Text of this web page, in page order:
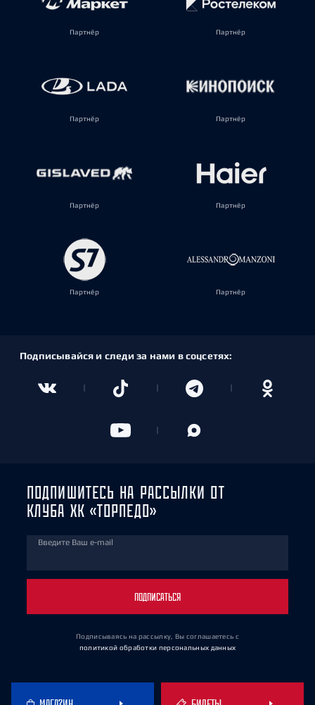
Партнёр Партнёр
Партнёр Партнёр
Партнёр Партнёр
Партнёр Партнёр
Подписывайся и следи за нами в соцсетях:
ПОДПИШИТЕСЬ НА РАССЫЛКИ ОТ
КЛУБА ХК «ТОРПЕДО»
Введите Ваш e-mail
ПОДПИСАТЬСЯ
Подписываясь на рассылку, Вы соглашаетесь с
политикой обработки персональных данных